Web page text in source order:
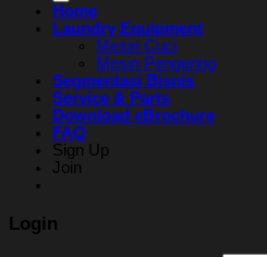
Home
Laundry Equipment
Mesin Cuci
Mesin Pengering
Segmentasi Bisnis
Service & Parts
Download eBrochure
FAQ
Sign Up
Join
Login